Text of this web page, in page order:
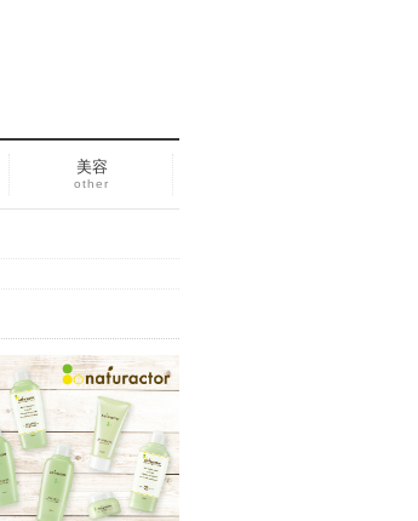
美容
other